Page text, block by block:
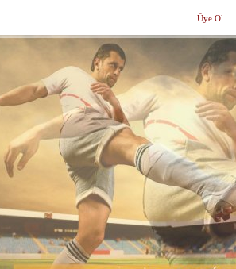
Üye Ol